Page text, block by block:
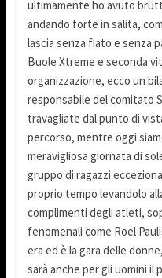
ultimamente ho avuto
andando forte in salita,
lascia senza fiato e senza
Buole Xtreme e seconda
organizzazione, ecco un
responsabile del comitato
travagliate dal punto di
percorso, mentre oggi
meravigliosa giornata di
gruppo di ragazzi
proprio tempo levandolo
complimenti degli atleti,
fenomenali come Roel
era ed è la gara delle
sarà anche per gli uomini il